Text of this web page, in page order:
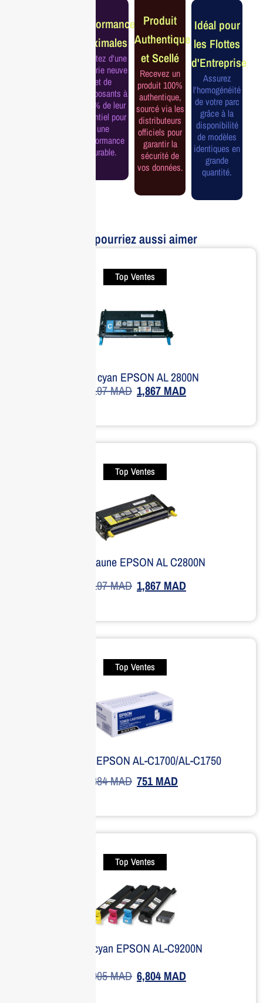
Performance
Maximales
Profitez d'une
batterie neuve
et de
composants à
100% de leur
potentiel pour
une
performance
durable.
Produit
Authentique
et Scellé
Recevez un
produit 100%
authentique,
sourcé via les
distributeurs
officiels pour
garantir la
sécurité de
vos données.
Idéal pour
les Flottes
d'Entreprise
Assurez
l'homogénéité
de votre parc
grâce à la
disponibilité
de modèles
identiques en
grande
quantité.
Vous pourriez aussi aimer
Top Ventes
Toner cyan EPSON AL 2800N
2,197MAD 1,867 MAD
Top Ventes
Toner Jaune EPSON AL C2800N
2,197MAD 1,867 MAD
Top Ventes
Toner Noir EPSON AL-C1700/AL-C1750
884MAD 751MAD
Top Ventes
Toner cyan EPSON AL-C9200N
8,005MAD 6,804 MAD